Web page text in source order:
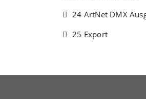
24 ArtNet DMX
25 Export